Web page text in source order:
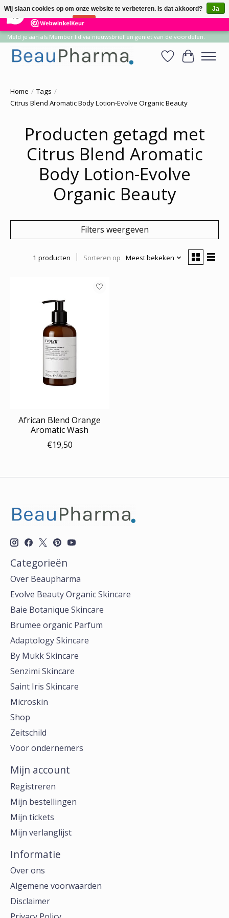
14 Reviews ×
Meld je aan als Member lid via nieuwsbrief en geniet van de voordelen.
Verlanglijst
Home / Tags /
Citrus Blend Aromatic Body Lotion-Evolve Organic Beauty
Producten getagd met
Citrus Blend Aromatic
Body Lotion-Evolve
Organic Beauty
Filters weergeven
1 producten Sorteren op Meest bekeken
African Blend Orange
Aromatic Wash
€19,50
Categorieën
Over Beaupharma
Evolve Beauty Organic Skincare
Baie Botanique Skincare
Brumee organic Parfum
Adaptology Skincare
By Mukk Skincare
Senzimi Skincare
Saint Iris Skincare
Microskin
Shop
Zeitschild
Voor ondernemers
Mijn account
Registreren
Mijn bestellingen
Mijn tickets
Mijn verlanglijst
Informatie
Over ons
Algemene voorwaarden
Disclaimer
Wij slaan cookies op om onze website te verbeteren. Is dat akkoord?
Ja
Nee